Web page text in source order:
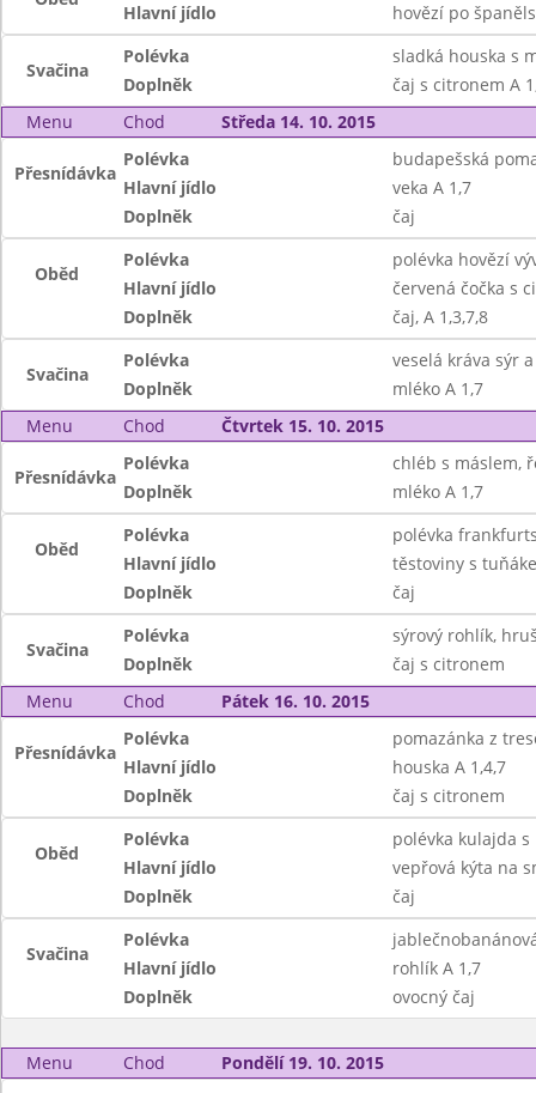
Hlavní jídlo
hovězí po
Svačina
Polévka
sladká houska s
Doplněk
čaj s citronem A
Menu
Chod Středa 14. 10. 2015
Přesnídávka
Polévka
budapešská
Hlavní jídlo
veka A 1,7
Doplněk
čaj
Oběd
Polévka
polévka hovězí
Hlavní jídlo
červená čočka s
Doplněk
čaj, A 1,3,7,8
Svačina
Polévka
veselá kráva sýr
Doplněk
mléko A 1,7
Menu
Chod Čtvrtek 15. 10. 2015
Přesnídávka
Polévka
chléb s máslem,
Doplněk
mléko A 1,7
Oběd
Polévka
polévka
Hlavní jídlo
těstoviny s
Doplněk
čaj
Svačina
Polévka
sýrový rohlík,
Doplněk
čaj s citronem
Menu
Chod Pátek 16. 10. 2015
Přesnídávka
Polévka
pomazánka z
Hlavní jídlo
houska A 1,4,7
Doplněk
čaj s citronem
Oběd
Polévka
polévka kulajda
Hlavní jídlo
vepřová kýta na
Doplněk
čaj
Svačina
Polévka
Hlavní jídlo
rohlík A 1,7
Doplněk
ovocný čaj
Menu Chod
Pondělí 19. 10. 2015